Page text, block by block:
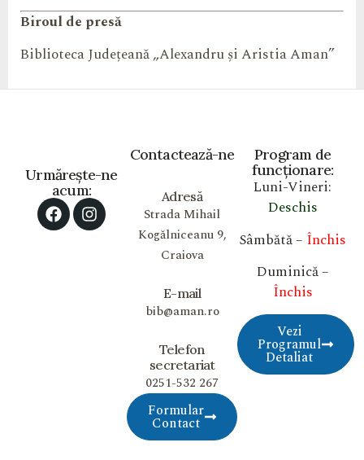
Biroul de presă
Biblioteca Județeană „Alexandru și Aristia Aman”
Program de
funcționare:
Luni-Vineri:
Deschis
Sâmbătă – Închis
Duminică –
Închis
Vezi
Programul
Detaliat
Contactează-ne
Adresă
Strada Mihail
Kogălniceanu 9,
Craiova
E-mail
bib@aman.ro
Telefon
secretariat
0251-532 267
Formular
Contact
Urmărește-ne
acum: